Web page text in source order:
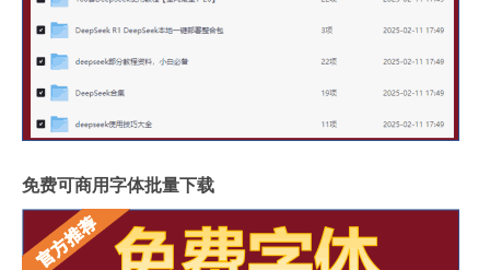
免费可商用字体批量下载